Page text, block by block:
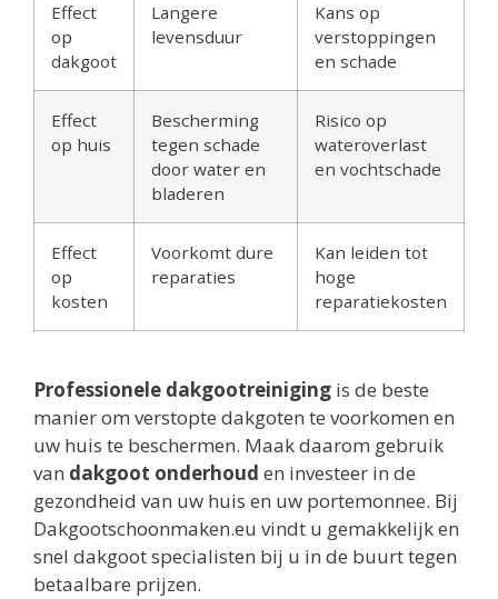
Effect
op
dakgoot
Langere
levensduur
Kans op
verstoppingen
en schade
Effect
op huis
Bescherming
tegen schade
door water en
bladeren
Risico op
wateroverlast
en vochtschade
Effect
op
kosten
Voorkomt dure
reparaties
Kan leiden tot
hoge
reparatiekosten
Professionele dakgootreiniging is de beste
manier om verstopte dakgoten te voorkomen en
uw huis te beschermen. Maak daarom gebruik
van dakgoot onderhoud en investeer in de
gezondheid van uw huis en uw portemonnee. Bij
Dakgootschoonmaken.eu vindt u gemakkelijk en
snel dakgoot specialisten bij u in de buurt tegen
betaalbare prijzen.